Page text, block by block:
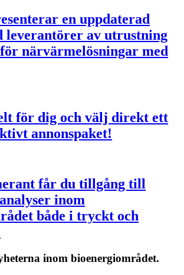
en uppdaterad
leverantörer av utrustning
närvärmelösningar med
för dig och välj direkt ett
annonspaket!
får du tillgång till
inom
både i tryckt och
inom bioenergiområdet.